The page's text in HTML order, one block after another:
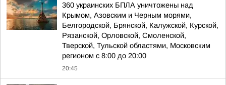
360 украинских БПЛА уничтожены над
Крымом, Азовским и Черным морями,
Белгородской, Брянской, Калужской, Курской,
Рязанской, Орловской, Смоленской,
Тверской, Тульской областями, Московским
регионом с 8:00 до 20:00
20:45